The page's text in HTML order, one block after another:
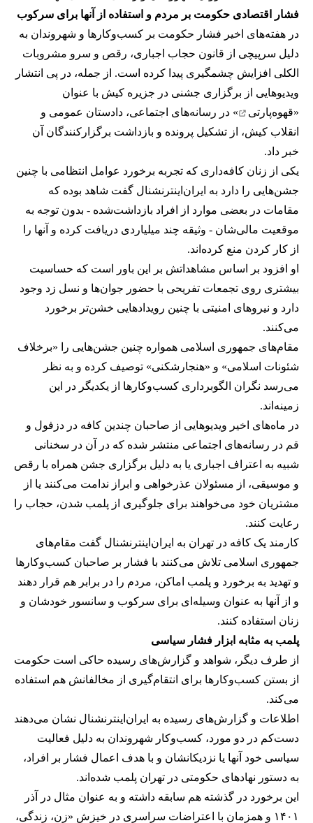
فشار اقتصادی حکومت بر مردم و استفاده از آنها برای سرکوب
در هفته‌های اخیر فشار حکومت بر کسب‌وکارها و شهروندان به
دلیل سرپیچی از قانون حجاب اجباری، رقص و سرو مشروبات
الکلی افزایش چشمگیری پیدا کرده است. از جمله، در پی انتشار
ویدیوهایی از برگزاری جشنی در جزیره کیش با عنوان
«قهوه‌پارتی
» در رسانه‌های اجتماعی، دادستان عمومی و
انقلاب کیش، از تشکیل پرونده و بازداشت برگزارکنندگان آن
خبر داد.
یکی از زنان کافه‌داری که تجربه برخورد عوامل انتظامی با چنین
جشن‌هایی را دارد به ایران‌اینترنشنال گفت شاهد بوده که
مقامات در بعضی موارد از افراد بازداشت‌‌شده - بدون توجه به
موقعیت مالی‌شان - وثیقه چند میلیاردی دریافت کرده و آنها را
از کار کردن منع کرده‌اند.
او افزود بر اساس مشاهداتش بر این باور است که حساسیت
بیشتری روی تجمعات تفریحی با حضور جوان‌ها و نسل زد وجود
دارد و نیروهای امنیتی با چنین رویدادهایی خشن‌تر برخورد
می‌کنند.
مقام‌های جمهوری اسلامی همواره چنین جشن‌هایی را «برخلاف
شئونات اسلامی» و «هنجارشکنی» توصیف کرده و به نظر
می‌رسد نگران الگوبرداری کسب‌وکارها از یکدیگر در این
زمینه‌اند.
در ماه‌های اخیر ویدیوهایی از صاحبان چندین کافه در دزفول و
قم در رسانه‌های اجتماعی منتشر شده که در آن در سخنانی
شبیه به اعتراف اجباری یا به دلیل برگزاری جشن همراه با رقص
و موسیقی، از مسئولان عذرخواهی و ابراز ندامت می‌کنند یا از
مشتریان خود می‌خواهند برای جلوگیری از پلمب شدن، حجاب را
رعایت کنند.
کارمند یک کافه در تهران به ایران‌اینترنشنال گفت مقام‌های
جمهوری اسلامی تلاش می‌کنند با فشار بر صاحبان کسب‌وکارها
و تهدید به برخورد و پلمب اماکن، مردم را در برابر هم قرار دهند
و از آنها به عنوان وسیله‌ای برای سرکوب و سانسور خودشان و
زنان استفاده کنند.
پلمب به مثابه ابزار فشار سیاسی
از طرف دیگر، شواهد و گزارش‌های رسیده حاکی است حکومت
از بستن کسب‌وکارها برای انتقام‌گیری از مخالفانش هم استفاده
می‌کند.
اطلاعات و گزارش‌های رسیده به ایران‌اینترنشنال نشان می‌دهند
دست‌کم در دو مورد، کسب‌وکار شهروندان به دلیل فعالیت
سیاسی خود آنها یا نزدیکانشان و با هدف اعمال فشار بر افراد،
به دستور نهادهای حکومتی در تهران پلمب شده‌اند.
این برخورد در گذشته هم سابقه داشته و به عنوان مثال در آذر
۱۴۰۱ و همزمان با اعتراضات سراسری در خیزش «زن، زندگی،